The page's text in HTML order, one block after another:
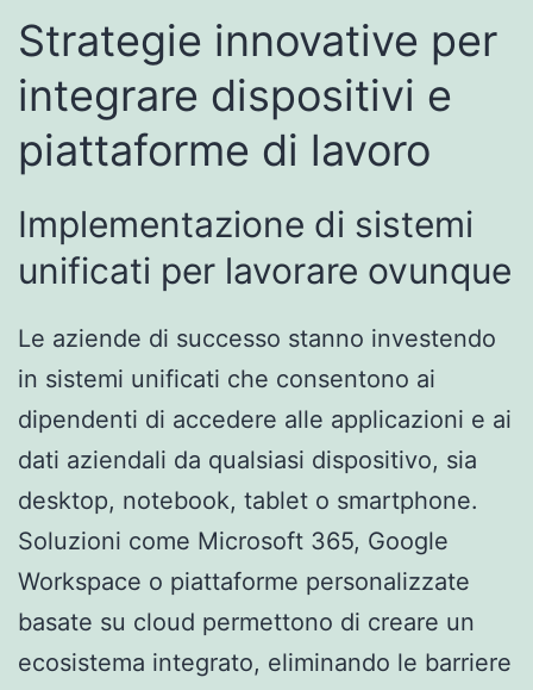
Strategie innovative per
integrare dispositivi e
piattaforme di lavoro
Implementazione di sistemi
unificati per lavorare ovunque
Le aziende di successo stanno investendo
in sistemi unificati che consentono ai
dipendenti di accedere alle applicazioni e ai
dati aziendali da qualsiasi dispositivo, sia
desktop, notebook, tablet o smartphone.
Soluzioni come Microsoft 365, Google
Workspace o piattaforme personalizzate
basate su cloud permettono di creare un
ecosistema integrato, eliminando le barriere